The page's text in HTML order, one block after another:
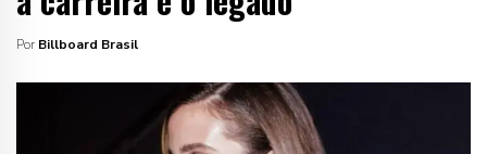
Por Billboard Brasil